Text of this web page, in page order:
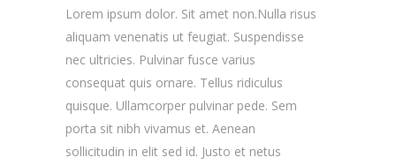
Lorem ipsum dolor. Sit amet non.Nulla risus
aliquam venenatis ut feugiat. Suspendisse
nec ultricies. Pulvinar fusce varius
consequat quis ornare. Tellus ridiculus
quisque. Ullamcorper pulvinar pede. Sem
porta sit nibh vivamus et. Aenean
sollicitudin in elit sed id. Justo et netus